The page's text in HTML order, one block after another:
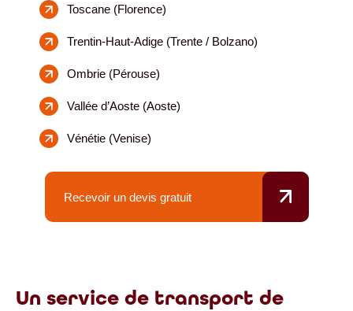
Toscane (Florence)
Trentin-Haut-Adige (Trente / Bolzano)
Ombrie (Pérouse)
Vallée d’Aoste (Aoste)
Vénétie (Venise)
Recevoir un devis gratuit
Un service de transport de